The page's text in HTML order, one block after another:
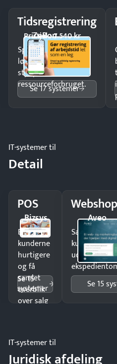
Tidsregistrering
ZeBon
Pristjek: 7.540 kr
Spar tid på
lønberegning og få
styr på
ressourceforbruget.
Se 17 systemer
IT-systemer til
Detail
POS
Bizsys
Ekspedér
kunderne
hurtigere
og få
samlet
overblik
over salg
Se 15
systemer
Webshop
Aveo
Sælg
kunder i
uden
Se 15
IT-systemer til
Juridisk afdeling